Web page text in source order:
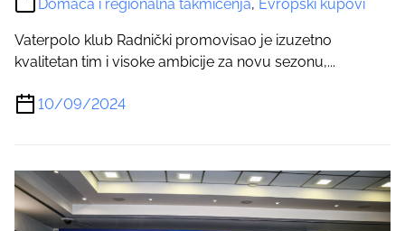
Domaća i regionalna takmičenja, Evropski kupovi
Vaterpolo klub Radnički promovisao je izuzetno
kvalitetan tim i visoke ambicije za novu sezonu,...
10/09/2024